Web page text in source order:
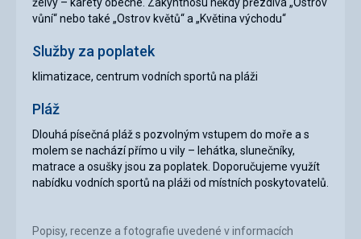
vůní“ nebo také „Ostrov květů“ a „Květina východu“
Služby za poplatek
klimatizace, centrum vodních sportů na pláži
Pláž
Dlouhá písečná pláž s pozvolným vstupem do moře a s
molem se nachází přímo u vily – lehátka, slunečníky,
matrace a osušky jsou za poplatek. Doporučujeme využít
nabídku vodních sportů na pláži od místních poskytovatelů.
Popisy, recenze a fotografie uvedené v informacích